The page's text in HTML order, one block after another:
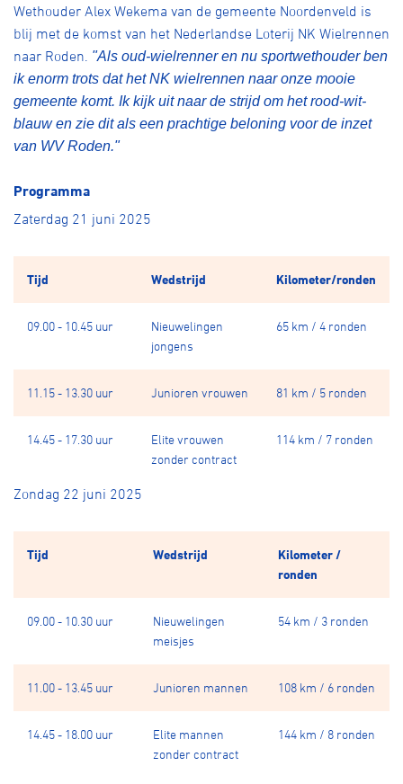
Wethouder Alex Wekema van de gemeente Noordenveld is
blij met de komst van het Nederlandse Loterij NK Wielrennen
naar Roden. "Als oud-wielrenner en nu sportwethouder ben
ik enorm trots dat het NK wielrennen naar onze mooie
gemeente komt. Ik kijk uit naar de strijd om het rood-wit-
blauw en zie dit als een prachtige beloning voor de inzet
van WV Roden."
Programma
Zaterdag 21 juni 2025
Tijd Wedstrijd Kilometer/ronden
09.00 - 10.45 uur
Nieuwelingen
jongens
65 km / 4 ronden
11.15 - 13.30 uur Junioren vrouwen 81 km / 5 ronden
14.45 - 17.30 uur
Elite vrouwen
zonder contract
114 km / 7 ronden
Zondag 22 juni 2025
Tijd Wedstrijd
Kilometer /
ronden
09.00 - 10.30 uur
Nieuwelingen
meisjes
54 km / 3 ronden
11.00 - 13.45 uur Junioren mannen 108 km / 6 ronden
14.45 - 18.00 uur
Elite mannen
zonder contract
144 km / 8 ronden